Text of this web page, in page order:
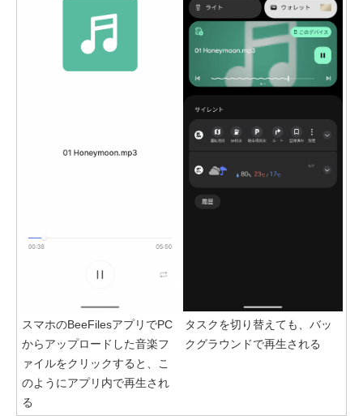
スマホのBeeFilesアプリでPC
からアップロードした音楽フ
ァイルをクリックすると、こ
のようにアプリ内で再生され
る
タスクを切り替えても、バッ
クグラウンドで再生される